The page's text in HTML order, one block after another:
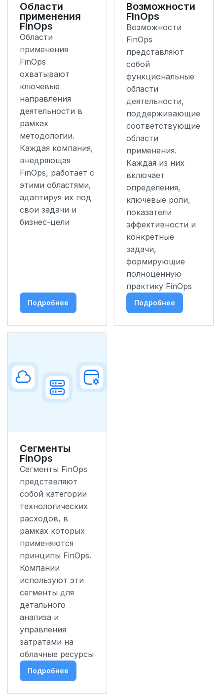
Области
применения
FinOps
Области
применения
FinOps
охватывают
ключевые
направления
деятельности в
рамках
методологии.
Каждая компания,
внедряющая
FinOps, работает с
этими областями,
адаптируя их под
свои задачи и
бизнес-цели
Подробнее
Возможности
FinOps
Возможности
FinOps
представляют
собой
функциональные
области
деятельности,
поддерживающие
соответствующие
области
применения.
Каждая из них
включает
определения,
ключевые роли,
показатели
эффективности и
конкретные
задачи,
формирующие
полноценную
практику FinOps
Подробнее
Сегменты
FinOps
Сегменты FinOps
представляют
собой категории
технологических
расходов, в
рамках которых
применяются
принципы FinOps.
Компании
используют эти
сегменты для
детального
анализа и
управления
затратами на
облачные ресурсы
Подробнее